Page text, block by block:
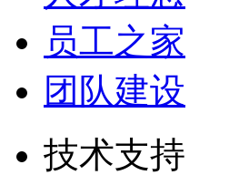
员工之家
团队建设
技术支持